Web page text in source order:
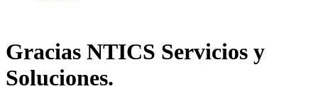
Gracias NTICS Servicios y
Soluciones.